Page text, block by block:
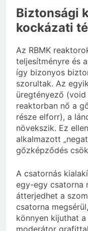
Biztonsági
kockázati
Az RBMK
teljesítményre és
így bizonyos
szorultak. Az
üregtényező
reaktorban nő a
része elforr), a
növekszik. Ez
alkalmazott
gőzképződés
A csatornás
egy-egy csatorna
átterjedhet a
csatorna
könnyen kijuthat